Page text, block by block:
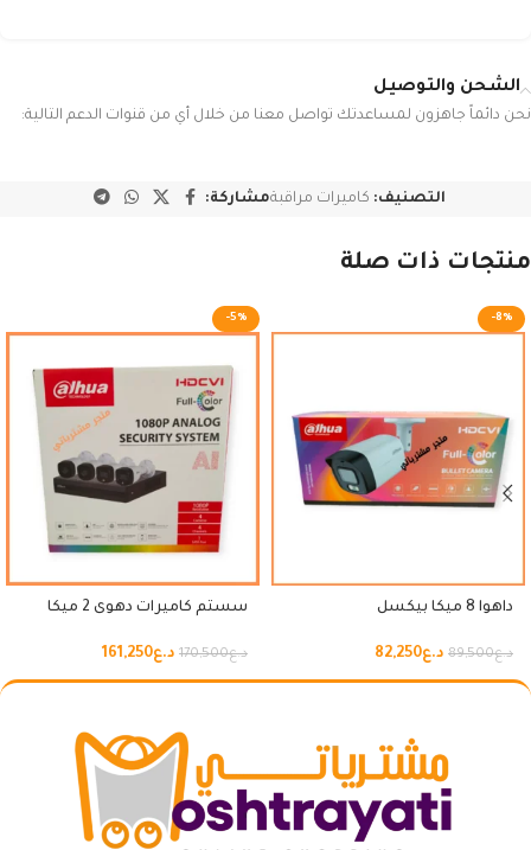
الشحن والتوصيل
نحن دائماً جاهزون لمساعدتك تواصل معنا من خلال أي من قنوات الدعم التالية:
التصنيف: كاميرات مراقبةمشاركة:
منتجات ذات صلة
-8%
داهوا 8 ميكا بيكسل
د.ع89,500 د.ع82,250
-5%
سستم كاميرات دهوى 2 ميكا
د.ع170,500 د.ع161,250